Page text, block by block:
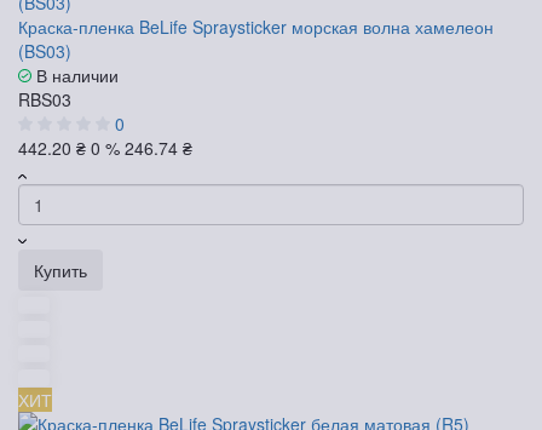
Краска-пленка BeLife Spraysticker морская волна хамелеон
(BS03)
В наличии
RBS03
0
442.20 ₴ 0 % 246.74 ₴
Купить
ХИТ